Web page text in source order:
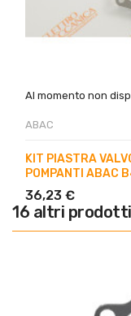
Al momento non
ABAC
KIT PIASTRA
POMPANTI ABAC
36,23 €
16 altri